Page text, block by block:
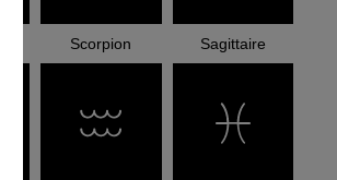
Scorpion Sagittaire